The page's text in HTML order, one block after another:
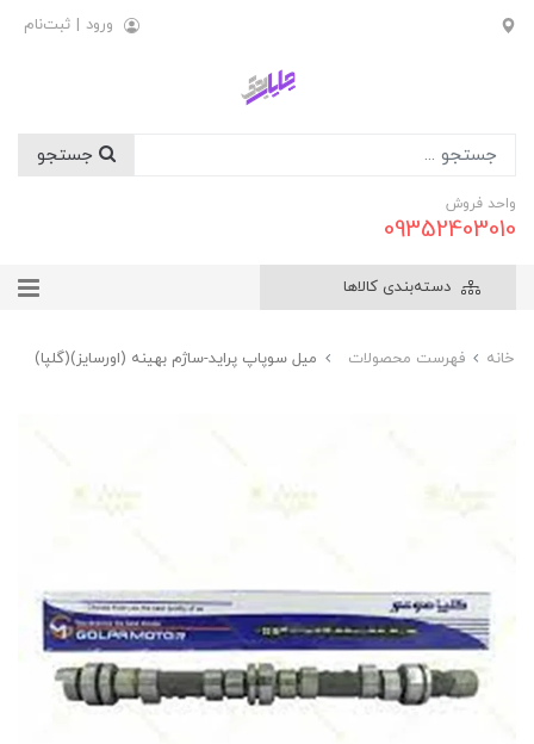
ورود | ثبت‌نام
واحد فروش
09352403010
دسته‌بندی کالاها
خانه فهرست محصولات ميل سوپاپ پرايد-ساژم بهينه (اورسايز)(گلپا)